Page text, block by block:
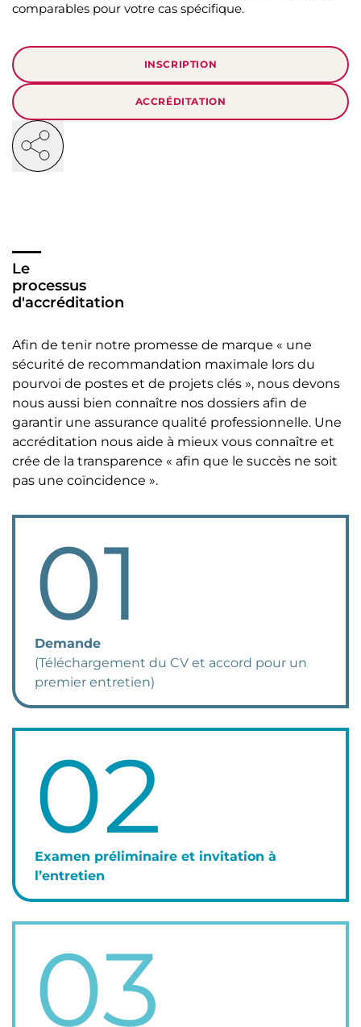
comparables pour votre cas spécifique.
INSCRIPTION
ACCRÉDITATION
Le
processus
d'accréditation
Afin de tenir notre promesse de marque « une
sécurité de recommandation maximale lors du
pourvoi de postes et de projets clés », nous devons
nous aussi bien connaître nos dossiers afin de
garantir une assurance qualité professionnelle. Une
accréditation nous aide à mieux vous connaître et
crée de la transparence « afin que le succès ne soit
pas une coïncidence ».
01
Demande
(Téléchargement du CV et accord pour un
premier entretien)
02
Examen préliminaire et invitation à
l’entretien
03